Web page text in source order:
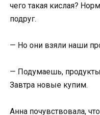
чего такая кислая?
подруг.
— Но они взяли наши
— Подумаешь,
Завтра новые купим.
Анна почувствовала,